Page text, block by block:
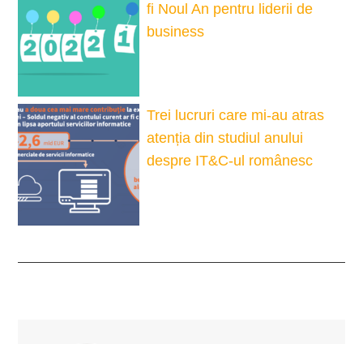
fi Noul An pentru liderii de
business
Trei lucruri care mi-au atras
atenția din studiul anului
despre IT&C-ul românesc